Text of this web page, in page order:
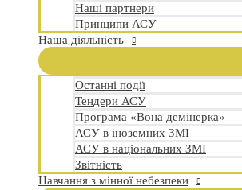
Наші партнери
Принципи АСУ
Наша діяльність
Останні події
Тендери АСУ
Програма «Вона демінерка»
АСУ в іноземних ЗМІ
АСУ в національних ЗМІ
Звітність
Навчання з мінної небезпеки